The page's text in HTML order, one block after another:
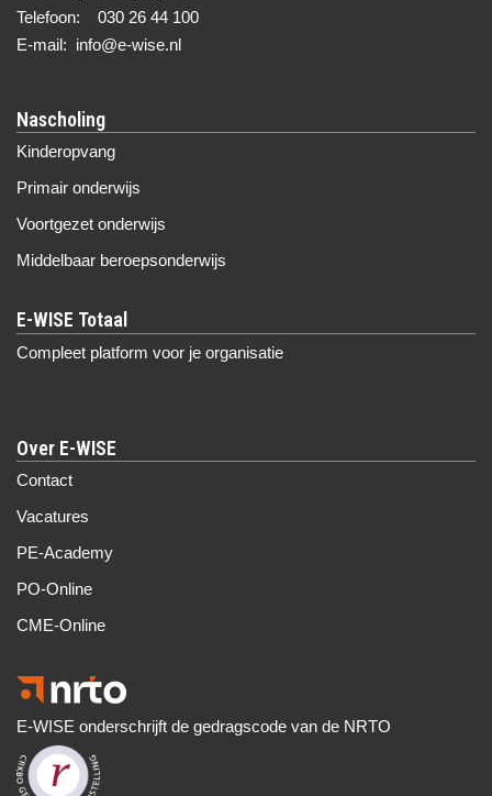
Telefoon: 030 26 44 100
E-mail: info@e-wise.nl
Nascholing
Kinderopvang
Primair onderwijs
Voortgezet onderwijs
Middelbaar beroepsonderwijs
Compleet platform voor je organisatie
Over E-WISE
Contact
Vacatures
PE-Academy
PO-Online
CME-Online
E-WISE onderschrijft de gedragscode van de NRTO